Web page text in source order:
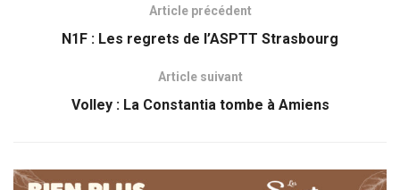
Article précédent
N1F : Les regrets de l’ASPTT Strasbourg
Article suivant
Volley : La Constantia tombe à Amiens